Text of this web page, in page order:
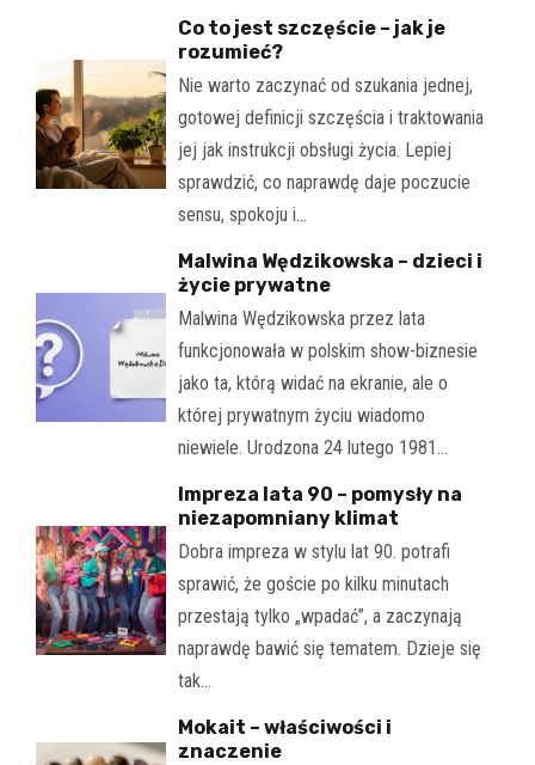
Co to jest szczęście – jak je
rozumieć?
Nie warto zaczynać od szukania jednej,
gotowej definicji szczęścia i traktowania
jej jak instrukcji obsługi życia. Lepiej
sprawdzić, co naprawdę daje poczucie
sensu, spokoju i…
Malwina Wędzikowska – dzieci i
życie prywatne
Malwina Wędzikowska przez lata
funkcjonowała w polskim show-biznesie
jako ta, którą widać na ekranie, ale o
której prywatnym życiu wiadomo
niewiele. Urodzona 24 lutego 1981…
Impreza lata 90 – pomysły na
niezapomniany klimat
Dobra impreza w stylu lat 90. potrafi
sprawić, że goście po kilku minutach
przestają tylko „wpadać”, a zaczynają
naprawdę bawić się tematem. Dzieje się
tak…
Mokait – właściwości i
znaczenie